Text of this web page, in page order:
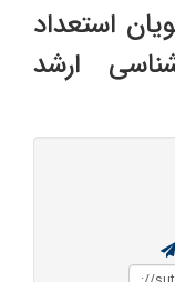
استعداد
ارشد